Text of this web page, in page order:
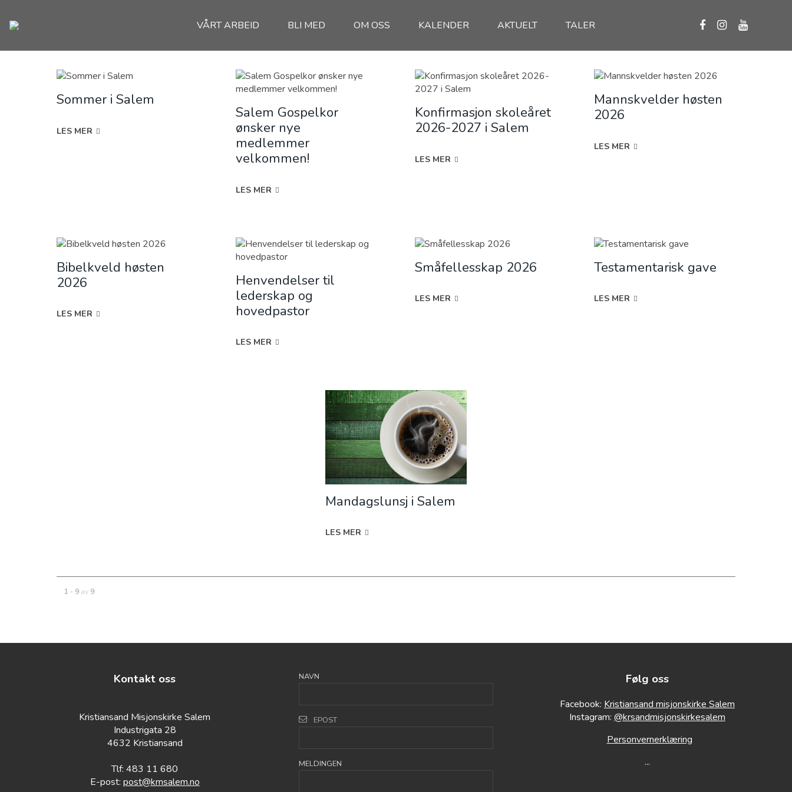
VÅRT ARBEID BLI MED OM OSS KALENDER AKTUELT TALER
Sommer i Salem
LES MER
Salem Gospelkor
ønsker nye
medlemmer
velkommen!
LES MER
Konfirmasjon skoleåret
2026-2027 i Salem
LES MER
Mannskvelder høsten
2026
LES MER
Bibelkveld høsten
2026
LES MER
Henvendelser til
lederskap og
hovedpastor
LES MER
Småfellesskap 2026
LES MER
Testamentarisk gave
LES MER
Mandagslunsj i Salem
LES MER
1 - 9 av9
Kontakt oss
Kristiansand Misjonskirke Salem
Industrigata 28
4632 Kristiansand
Tlf: 483 11 680
E-post: post@kmsalem.no
NAVN
EPOST
MELDINGEN
Følg oss
Facebook: Kristiansand misjonskirke Salem
Instagram: @krsandmisjonskirkesalem
Personvernerklæring
...